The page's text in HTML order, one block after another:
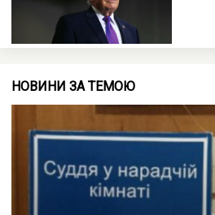
НОВИНИ ЗА ТЕМОЮ